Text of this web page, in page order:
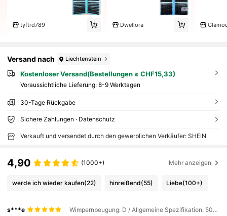
tyftrd789 Dwellora
Versand nach Liechtenstein
Kostenloser Versand(Bestellungen ≥ CHF15,33)
Voraussichtliche Lieferung: 8-9 Werktagen
30-Tage Rückgabe
Sichere Zahlungen · Datenschutz
Verkauft und versendet durch den gewerblichen Verkäufer: SHEIN
4,90 (1000+) Mehr anzeigen
werde ich wieder kaufen(22) hinreißend(55) Liebe(100+)
s***e Wimpernbeugung: D / Allgemeine Spezifikation: 50D+60D+80D+100D